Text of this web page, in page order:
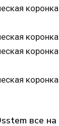
все